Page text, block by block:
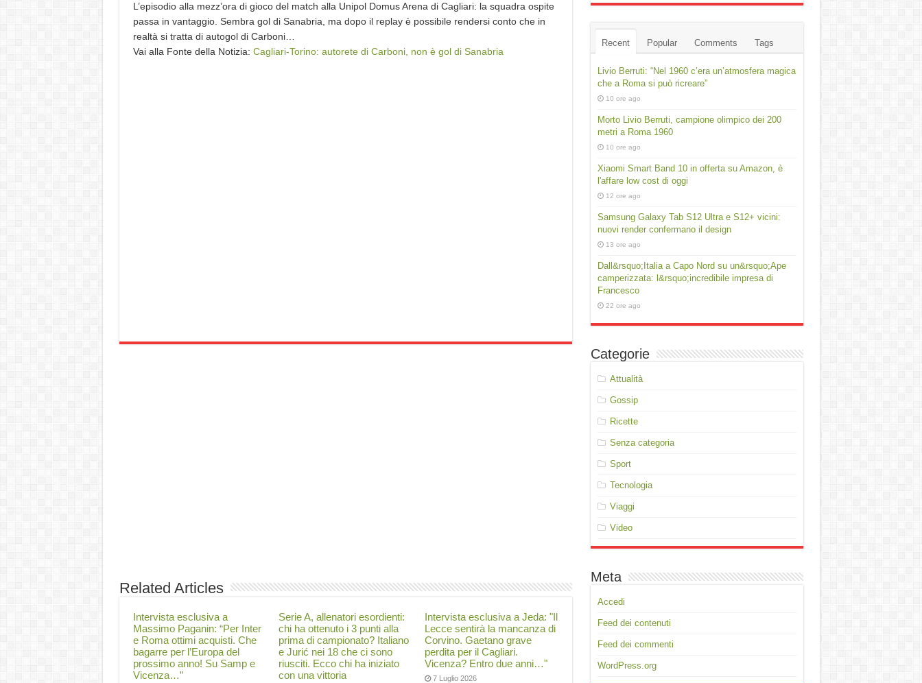
L’episodio alla mezz’ora di gioco del match alla Unipol Domus Arena di Cagliari: la squadra ospite
passa in vantaggio. Sembra gol di Sanabria, ma dopo il replay è possibile rendersi conto che in
realtà si tratta di autogol di Carboni…
Vai alla Fonte della Notizia: Cagliari-Torino: autorete di Carboni, non è gol di Sanabria
Related Articles
Intervista esclusiva a
Massimo Paganin: “Per Inter
e Roma ottimi acquisti. Che
bagarre per l’Europa del
prossimo anno! Su Samp e
Vicenza…”
Serie A, allenatori esordienti:
chi ha ottenuto i 3 punti alla
prima di campionato? Italiano
e Jurić nei 18 che ci sono
riusciti. Ecco chi ha iniziato
con una vittoria
Intervista esclusiva a Jeda: "Il
Lecce sentirà la mancanza di
Corvino. Gaetano grave
perdita per il Cagliari.
Vicenza? Entro due anni…"
7 Luglio 2026
Recent Popular Comments Tags
Livio Berruti: “Nel 1960 c’era un’atmosfera magica
che a Roma si può ricreare”
10 ore ago
Morto Livio Berruti, campione olimpico dei 200
metri a Roma 1960
10 ore ago
Xiaomi Smart Band 10 in offerta su Amazon, è
l'affare low cost di oggi
12 ore ago
Samsung Galaxy Tab S12 Ultra e S12+ vicini:
nuovi render confermano il design
13 ore ago
Dall&rsquo;Italia a Capo Nord su un&rsquo;Ape
camperizzata: l&rsquo;incredibile impresa di
Francesco
22 ore ago
Categorie
Attualità
Gossip
Ricette
Senza categoria
Sport
Tecnologia
Viaggi
Video
Meta
Accedi
Feed dei contenuti
Feed dei commenti
WordPress.org